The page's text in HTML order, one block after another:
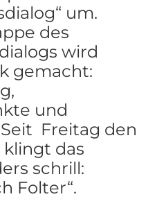
um.
des
wird
gemacht:
und
Freitag den
klingt das
schrill:
Folter“.